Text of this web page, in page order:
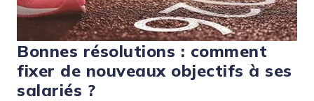
Bonnes résolutions : comment
fixer de nouveaux objectifs à ses
salariés ?